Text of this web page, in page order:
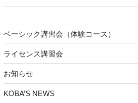
ベーシック講習会（体験コース）
ライセンス講習会
お知らせ
KOBA’S NEWS